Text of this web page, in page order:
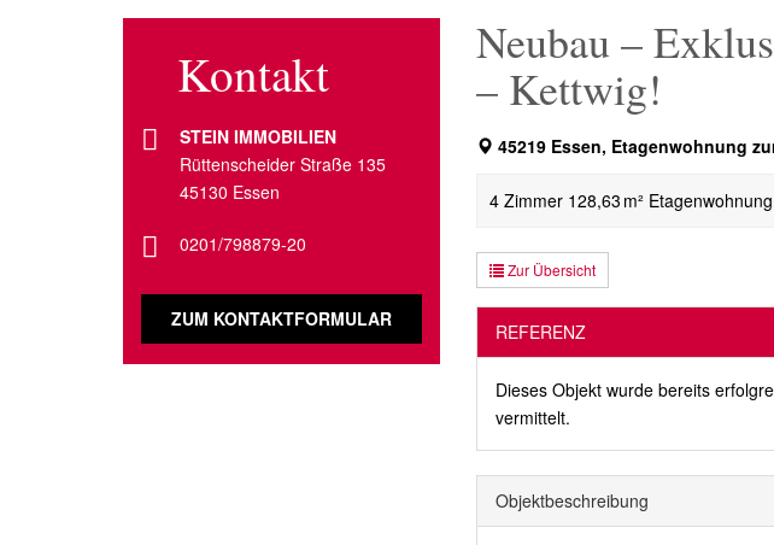
Neubau –
– Kettwig!
45219 Essen, Etagenwohnung
4 Zimmer 128,63 m²
Zur Übersicht
REFERENZ
Dieses Objekt wurde bereits
vermittelt.
Objekt­beschreibung
Kontakt
STEIN IMMOBILIEN
Rüttenscheider Straße 135
45130 Essen
0201/798879-20
ZUM KONTAKTFORMULAR